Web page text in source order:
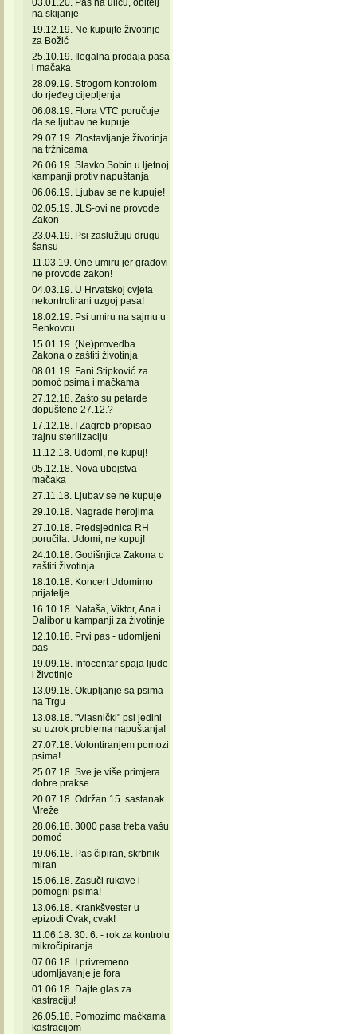
03.01.20. Pas na ulicu, obitelj
na skijanje
19.12.19. Ne kupujte životinje
za Božić
25.10.19. Ilegalna prodaja pasa
i mačaka
28.09.19. Strogom kontrolom
do rjeđeg cijepljenja
06.08.19. Flora VTC poručuje
da se ljubav ne kupuje
29.07.19. Zlostavljanje životinja
na tržnicama
26.06.19. Slavko Sobin u ljetnoj
kampanji protiv napuštanja
06.06.19. Ljubav se ne kupuje!
02.05.19. JLS-ovi ne provode
Zakon
23.04.19. Psi zaslužuju drugu
šansu
11.03.19. One umiru jer gradovi
ne provode zakon!
04.03.19. U Hrvatskoj cvjeta
nekontrolirani uzgoj pasa!
18.02.19. Psi umiru na sajmu u
Benkovcu
15.01.19. (Ne)provedba
Zakona o zaštiti životinja
08.01.19. Fani Stipković za
pomoć psima i mačkama
27.12.18. Zašto su petarde
dopuštene 27.12.?
17.12.18. I Zagreb propisao
trajnu sterilizaciju
11.12.18. Udomi, ne kupuj!
05.12.18. Nova ubojstva
mačaka
27.11.18. Ljubav se ne kupuje
29.10.18. Nagrade herojima
27.10.18. Predsjednica RH
poručila: Udomi, ne kupuj!
24.10.18. Godišnjica Zakona o
zaštiti životinja
18.10.18. Koncert Udomimo
prijatelje
16.10.18. Nataša, Viktor, Ana i
Dalibor u kampanji za životinje
12.10.18. Prvi pas - udomljeni
pas
19.09.18. Infocentar spaja ljude
i životinje
13.09.18. Okupljanje sa psima
na Trgu
13.08.18. "Vlasnički" psi jedini
su uzrok problema napuštanja!
27.07.18. Volontiranjem pomozi
psima!
25.07.18. Sve je više primjera
dobre prakse
20.07.18. Održan 15. sastanak
Mreže
28.06.18. 3000 pasa treba vašu
pomoć
19.06.18. Pas čipiran, skrbnik
miran
15.06.18. Zasuči rukave i
pomogni psima!
13.06.18. Krankšvester u
epizodi Cvak, cvak!
11.06.18. 30. 6. - rok za kontrolu
mikročipiranja
07.06.18. I privremeno
udomljavanje je fora
01.06.18. Dajte glas za
kastraciju!
26.05.18. Pomozimo mačkama
kastracijom